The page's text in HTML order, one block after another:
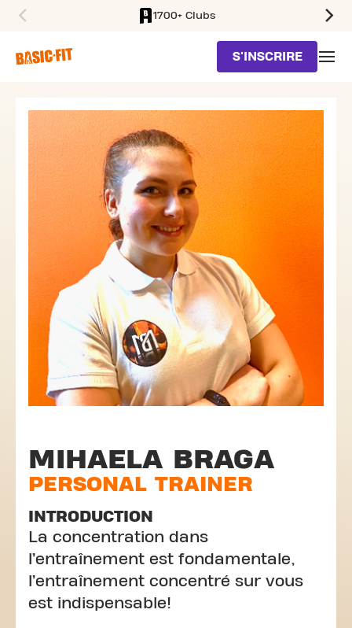
1700+ Clubs
S'INSCRIRE
MIHAELA BRAGA
PERSONAL TRAINER
INTRODUCTION
La concentration dans
l’entraînement est fondamentale,
l’entraînement concentré sur vous
est indispensable!